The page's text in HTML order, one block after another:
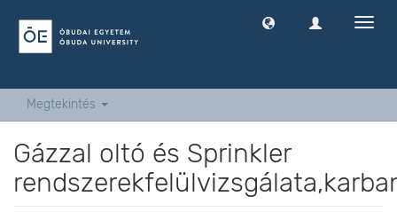
Megtekintés
Gázzal oltó és Sprinkler